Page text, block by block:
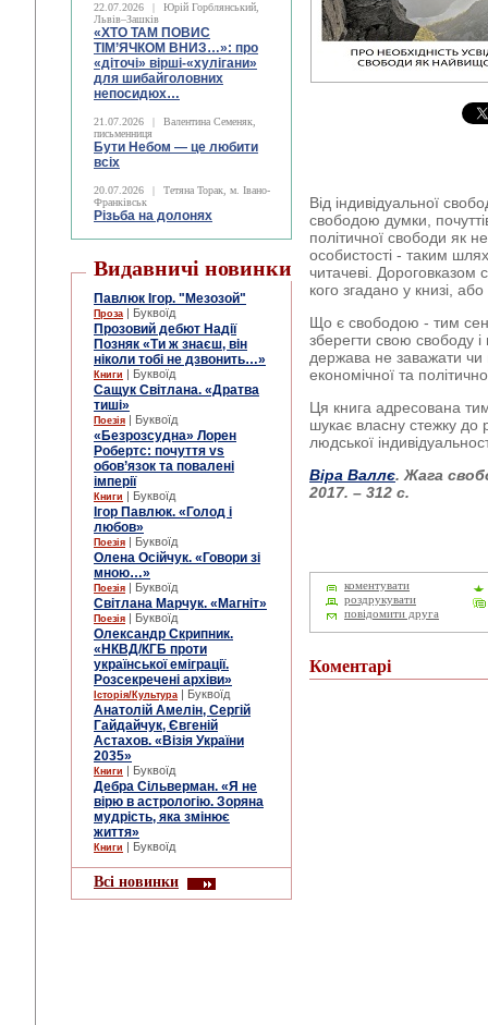
22.07.2026 |
Юрій Горблянський,
Львів–Зашків
«ХТО ТАМ ПОВИС
ТІМ’ЯЧКОМ ВНИЗ…»: про
«діточі» вірші-«хулігани»
для шибайголовних
непосидюх…
21.07.2026 |
Валентина Семеняк,
письменниця
Бути Небом ― це любити
всіх
20.07.2026 |
Тетяна Торак, м. Івано-
Франківськ
Різьба на долонях
Видавничі новинки
Павлюк Ігор. "Мезозой"
Проза | Буквоїд
Прозовий дебют Надії
Позняк «Ти ж знаєш, він
ніколи тобі не дзвонить…»
Книги | Буквоїд
Сащук Світлана. «Дратва
тиші»
Поезія | Буквоїд
«Безрозсудна» Лорен
Робертс: почуття vs
обов’язок та повалені
імперії
Книги | Буквоїд
Ігор Павлюк. «Голод і
любов»
Поезія | Буквоїд
Олена Осійчук. «Говори зі
мною…»
Поезія | Буквоїд
Світлана Марчук. «Магніт»
Поезія | Буквоїд
Олександр Скрипник.
«НКВД/КГБ проти
української еміграції.
Розсекречені архіви»
Історія/Культура | Буквоїд
Анатолій Амелін, Сергій
Гайдайчук, Євгеній
Астахов. «Візія України
2035»
Книги | Буквоїд
Дебра Сільверман. «Я не
вірю в астрологію. Зоряна
мудрість, яка змінює
життя»
Книги | Буквоїд
Всі новинки
Від індивідуальної
свободою думки,
політичної свободи як
особистості - таким
читачеві. Дороговказом
кого згадано у книзі,
Що є свободою - тим
зберегти свою свободу
держава не заважати чи
економічної та
Ця книга адресована
шукає власну стежку до
людської
Віра Валлє. Жага
2017. – 312 с.
коментувати
роздрукувати
повідомити друга
Коментарі